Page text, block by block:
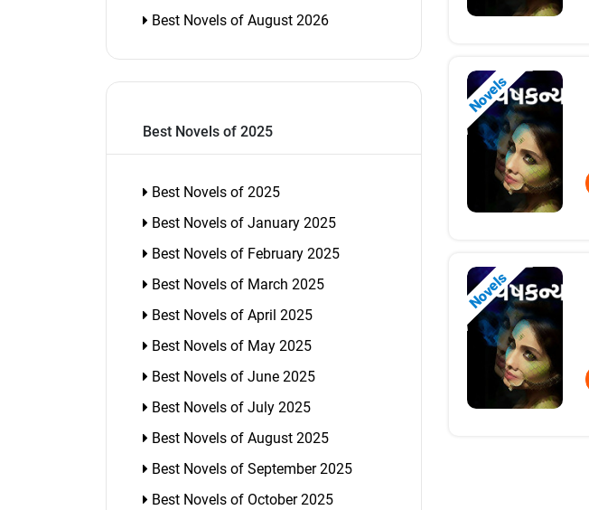
Best Novels of August 2026
Best Novels of 2025
Best Novels of 2025
Best Novels of January 2025
Best Novels of February 2025
Best Novels of March 2025
Best Novels of April 2025
Best Novels of May 2025
Best Novels of June 2025
Best Novels of July 2025
Best Novels of August 2025
Best Novels of September 2025
Best Novels of October 2025
Novels
Novels